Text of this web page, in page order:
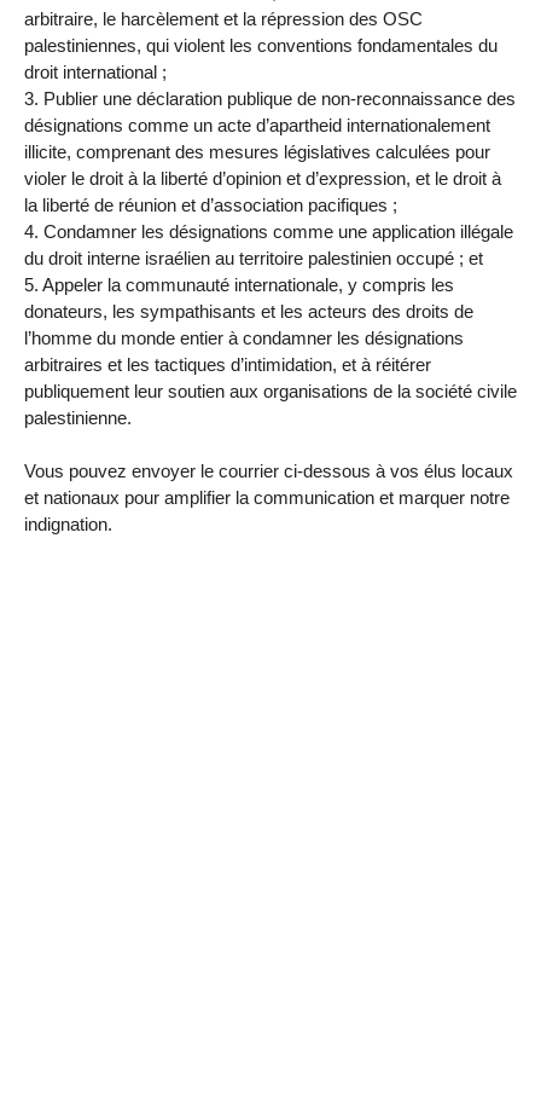
arbitraire, le harcèlement et la répression des OSC
palestiniennes, qui violent les conventions fondamentales du
droit international ;
3. Publier une déclaration publique de non-reconnaissance des
désignations comme un acte d’apartheid internationalement
illicite, comprenant des mesures législatives calculées pour
violer le droit à la liberté d’opinion et d’expression, et le droit à
la liberté de réunion et d’association pacifiques ;
4. Condamner les désignations comme une application illégale
du droit interne israélien au territoire palestinien occupé ; et
5. Appeler la communauté internationale, y compris les
donateurs, les sympathisants et les acteurs des droits de
l’homme du monde entier à condamner les désignations
arbitraires et les tactiques d’intimidation, et à réitérer
publiquement leur soutien aux organisations de la société civile
palestinienne.
Vous pouvez envoyer le courrier ci-dessous à vos élus locaux
et nationaux pour amplifier la communication et marquer notre
indignation.